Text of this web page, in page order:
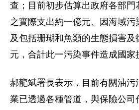
查；目前初步估算出政府各部門
之實際支出約一億元、因海域污
及包括珊瑚和魚類的生態損害及
元，合計此一污染事件造成國家
郝龍斌署長表示，目前有關油污
業已透過各種管道，與保險公司